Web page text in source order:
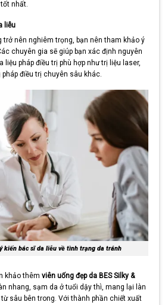
nhất.
liễu
trở nên nghiêm trọng, bạn nên tham khảo ý
chuyên gia sẽ giúp bạn xác định nguyên
liệu pháp điều trị phù hợp như trị liệu laser,
điều trị chuyên sâu khác.
kiến bác sĩ da liễu về tình trạng da tránh
khảo thêm viên uống đẹp da BES Silky &
nhang, sạm da ở tuổi dậy thì, mang lại làn
sâu bên trong. Với thành phần chiết xuất